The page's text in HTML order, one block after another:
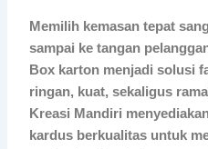
Memilih kemasan tepat
sampai ke tangan
Box karton menjadi solusi
ringan, kuat, sekaligus
Kreasi Mandiri
kardus berkualitas untuk